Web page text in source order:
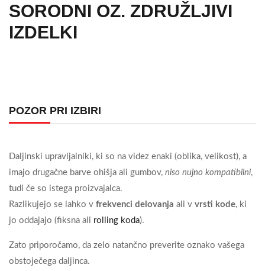
SORODNI OZ. ZDRUŽLJIVI
IZDELKI
POZOR PRI IZBIRI
Daljinski upravljalniki, ki so na videz enaki (oblika, velikost), a
imajo drugačne barve ohišja ali gumbov, niso nujno kompatibilni,
tudi če so istega proizvajalca.
Razlikujejo se lahko v frekvenci delovanja ali v vrsti kode, ki
jo oddajajo (fiksna ali rolling koda).
Zato priporočamo, da zelo natančno preverite oznako vašega
obstoječega daljinca.